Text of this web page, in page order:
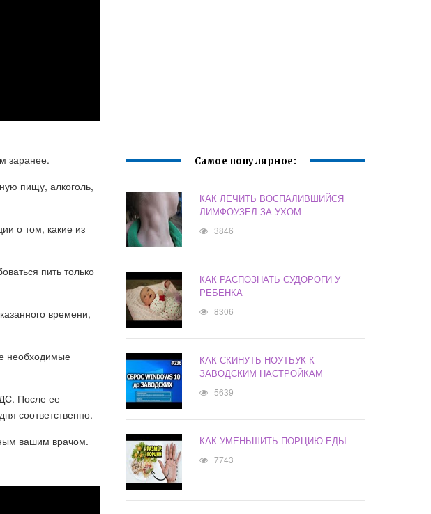
заранее.
пищу, алкоголь,
о том, какие из
пить только
времени,
необходимые
После ее
соответственно.
вашим врачом.
Самое популярное:
КАК ЛЕЧИТЬ ВОСПАЛИВШИЙСЯ
ЛИМФОУЗЕЛ ЗА УХОМ
3846
КАК РАСПОЗНАТЬ СУДОРОГИ У
РЕБЕНКА
8306
КАК СКИНУТЬ НОУТБУК К
ЗАВОДСКИМ НАСТРОЙКАМ
5639
КАК УМЕНЬШИТЬ ПОРЦИЮ ЕДЫ
7743